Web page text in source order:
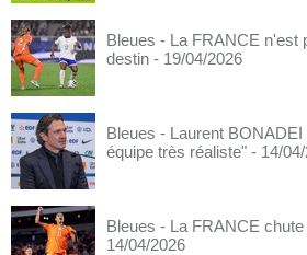
Bleues - La FRANCE n'est
destin - 19/04/2026
Bleues - Laurent
équipe très réaliste" - 14/
Bleues - La FRANCE
14/04/2026